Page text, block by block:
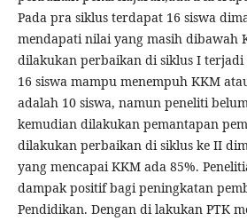
Pada pra siklus terdapat 16 siswa
mendapati nilai yang masih dibawah
dilakukan perbaikan di siklus I
16 siswa mampu menempuh KKM
adalah 10 siswa, namun peneliti
kemudian dilakukan pemantapan
dilakukan perbaikan di siklus ke II
yang mencapai KKM ada 85%.
dampak positif bagi peningkatan
Pendidikan. Dengan di lakukan PTK